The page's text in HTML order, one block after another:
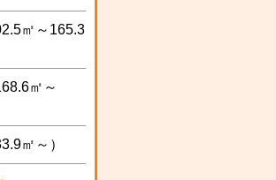
㎡～165.3
㎡～
㎡～）